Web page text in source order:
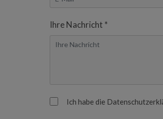
Ihre Nachricht *
Ich habe die